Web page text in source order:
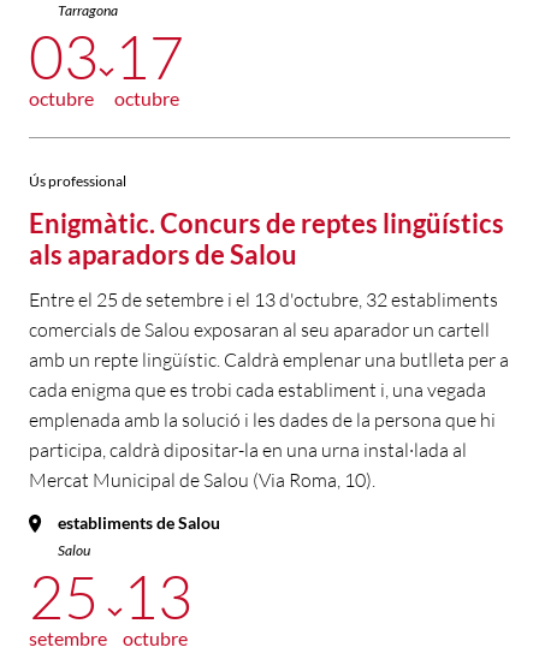
Tarragona
03
octubre
17
octubre
Ús professional
Enigmàtic. Concurs de reptes lingüístics
als aparadors de Salou
Entre el 25 de setembre i el 13 d'octubre, 32 establiments
comercials de Salou exposaran al seu aparador un cartell
amb un repte lingüístic. Caldrà emplenar una butlleta per a
cada enigma que es trobi cada establiment i, una vegada
emplenada amb la solució i les dades de la persona que hi
participa, caldrà dipositar-la en una urna instal·lada al
Mercat Municipal de Salou (Via Roma, 10).
establiments de Salou
Salou
25
setembre
13
octubre